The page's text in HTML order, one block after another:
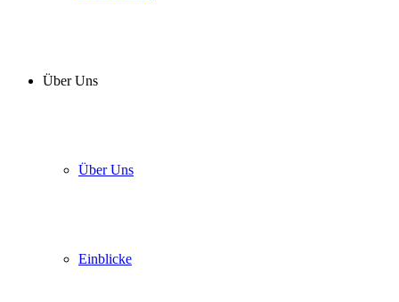
Über Uns
Über Uns
Einblicke